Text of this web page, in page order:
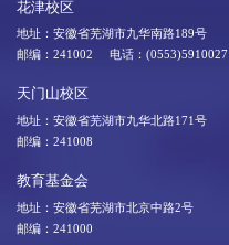
花津校区
地址：安徽省芜湖市九华南路189号
邮编：241002 电话：(0553)5910027
天门山校区
地址：安徽省芜湖市九华北路171号
邮编：241008
教育基金会
地址：安徽省芜湖市北京中路2号
邮编：241000